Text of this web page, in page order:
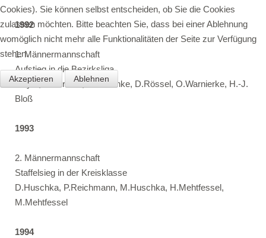
1992
1. Männermannschaft
Aufstieg in die Bezirksliga
Geyer, H.Vorsatz, U.Schunke, D.Rössel, O.Warnierke, H.-J.
Bloß
1993
2. Männermannschaft
Staffelsieg in der Kreisklasse
D.Huschka, P.Reichmann, M.Huschka, H.Mehtfessel,
M.Mehtfessel
1994
Cookies). Sie können selbst entscheiden, ob Sie die Cookies
zulassen möchten. Bitte beachten Sie, dass bei einer Ablehnung
womöglich nicht mehr alle Funktionalitäten der Seite zur Verfügung
stehen.
Akzeptieren Ablehnen